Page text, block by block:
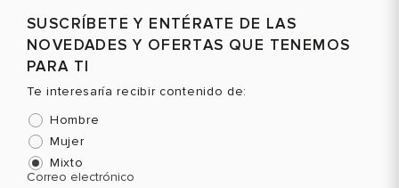
SUSCRÍBETE Y ENTÉRATE DE LAS
NOVEDADES Y OFERTAS QUE TENEMOS
PARA TI
Te interesaría recibir contenido de:
Hombre
Mujer
Mixto
Correo electrónico